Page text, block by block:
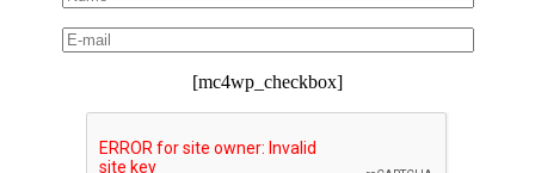
[mc4wp_checkbox]